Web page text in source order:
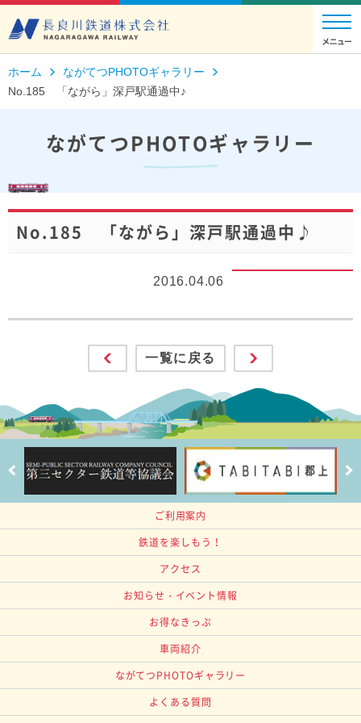
ホーム
ながてつPHOTOギャラリー
No.185 「ながら」深戸駅通過中♪
ながてつPHOTOギャラリー
No.185 「ながら」深戸駅通過中♪
2016.04.06
一覧に戻る
ご利用案内
鉄道を楽しもう！
アクセス
お知らせ・イベント情報
お得なきっぷ
車両紹介
ながてつPHOTOギャラリー
よくある質問